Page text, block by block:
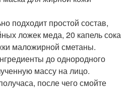
подходит простой состав,
ложек меда, 20 капель сока
маложирной сметаны.
до однородного
массу на лицо.
после чего смойте